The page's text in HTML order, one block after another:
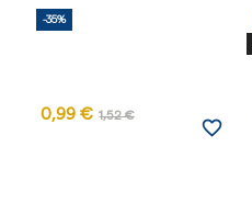
-35%
0,99 € 1,52 €
favorite_border